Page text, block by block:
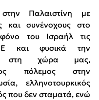
στην Παλαιστίνη με
και συνένοχους στο
του Ισραήλ τις
και φυσικά την
στη χώρα μας,
πόλεμος στην
ελληνοτουρκικός
που δεν σταματά, ενώ